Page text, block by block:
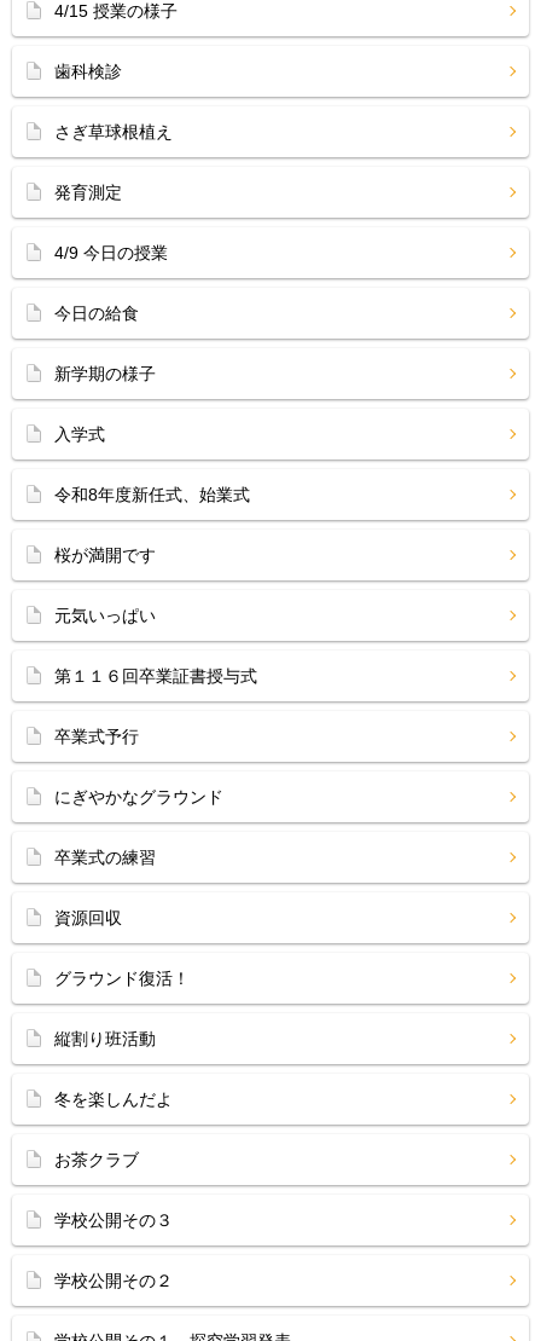
4/15 授業の様子
歯科検診
さぎ草球根植え
発育測定
4/9 今日の授業
今日の給食
新学期の様子
入学式
令和8年度新任式、始業式
桜が満開です
元気いっぱい
第１１６回卒業証書授与式
卒業式予行
にぎやかなグラウンド
卒業式の練習
資源回収
グラウンド復活！
縦割り班活動
冬を楽しんだよ
お茶クラブ
学校公開その３
学校公開その２